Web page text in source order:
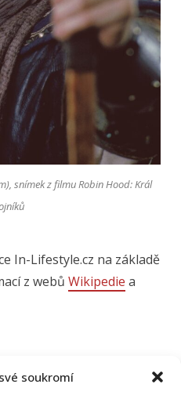
soukromí
snímek z filmu Robin Hood: Král
In-Lifestyle.cz na základě
z webů Wikipedie a